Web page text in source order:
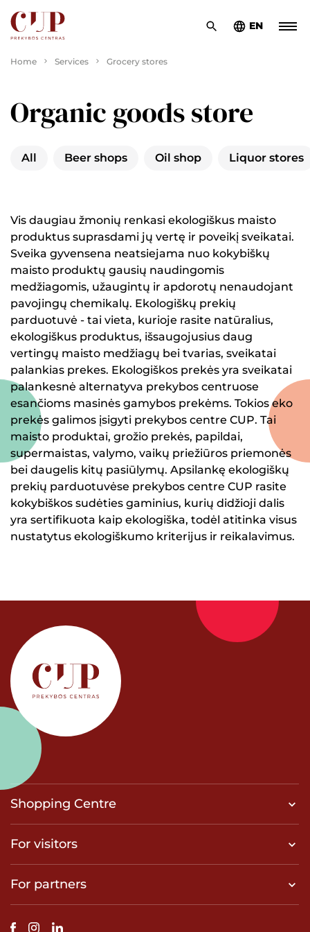
EN
Home Services Grocery stores
Organic goods store
All Beer shops Oil shop Liquor stores
Vis daugiau žmonių renkasi ekologiškus maisto
produktus suprasdami jų vertę ir poveikį sveikatai.
Sveika gyvensena neatsiejama nuo kokybiškų
maisto produktų gausių naudingomis
medžiagomis, užaugintų ir apdorotų nenaudojant
pavojingų chemikalų. Ekologiškų prekių
parduotuvė - tai vieta, kurioje rasite natūralius,
ekologiškus produktus, išsaugojusius daug
vertingų maisto medžiagų bei tvarias, sveikatai
palankias prekes. Ekologiškos prekės yra sveikatai
palankesnė alternatyva prekybos centruose
esančioms masinės gamybos prekėms. Tokios eko
prekės galimos įsigyti prekybos centre CUP. Tai
maisto produktai, grožio prekės, papildai,
supermaistas, valymo, vaikų priežiūros priemonės
bei daugelis kitų pasiūlymų. Apsilankę ekologiškų
prekių parduotuvėse prekybos centre CUP rasite
kokybiškos sudėties gaminius, kurių didžioji dalis
yra sertifikuota kaip ekologiška, todėl atitinka visus
nustatytus ekologiškumo kriterijus ir reikalavimus.
Shopping Centre
For visitors
For partners